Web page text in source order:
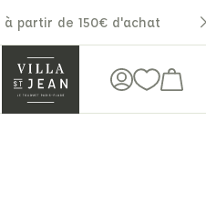
à partir de 150€ d'achat